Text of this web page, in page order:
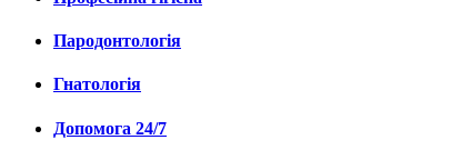
Пародонтологія
Гнатологія
Допомога 24/7